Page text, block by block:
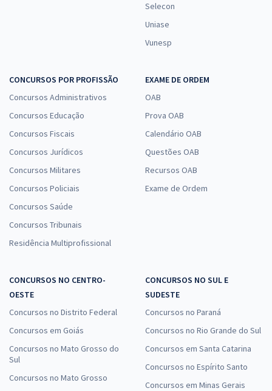
Selecon
Uniase
Vunesp
CONCURSOS POR PROFISSÃO
Concursos Administrativos
Concursos Educação
Concursos Fiscais
Concursos Jurídicos
Concursos Militares
Concursos Policiais
Concursos Saúde
Concursos Tribunais
Residência Multiprofissional
EXAME DE ORDEM
OAB
Prova OAB
Calendário OAB
Questões OAB
Recursos OAB
Exame de Ordem
CONCURSOS NO CENTRO-
OESTE
Concursos no Distrito Federal
Concursos em Goiás
Concursos no Mato Grosso do
Sul
Concursos no Mato Grosso
CONCURSOS NO SUL E
SUDESTE
Concursos no Paraná
Concursos no Rio Grande do Sul
Concursos em Santa Catarina
Concursos no Espírito Santo
Concursos em Minas Gerais